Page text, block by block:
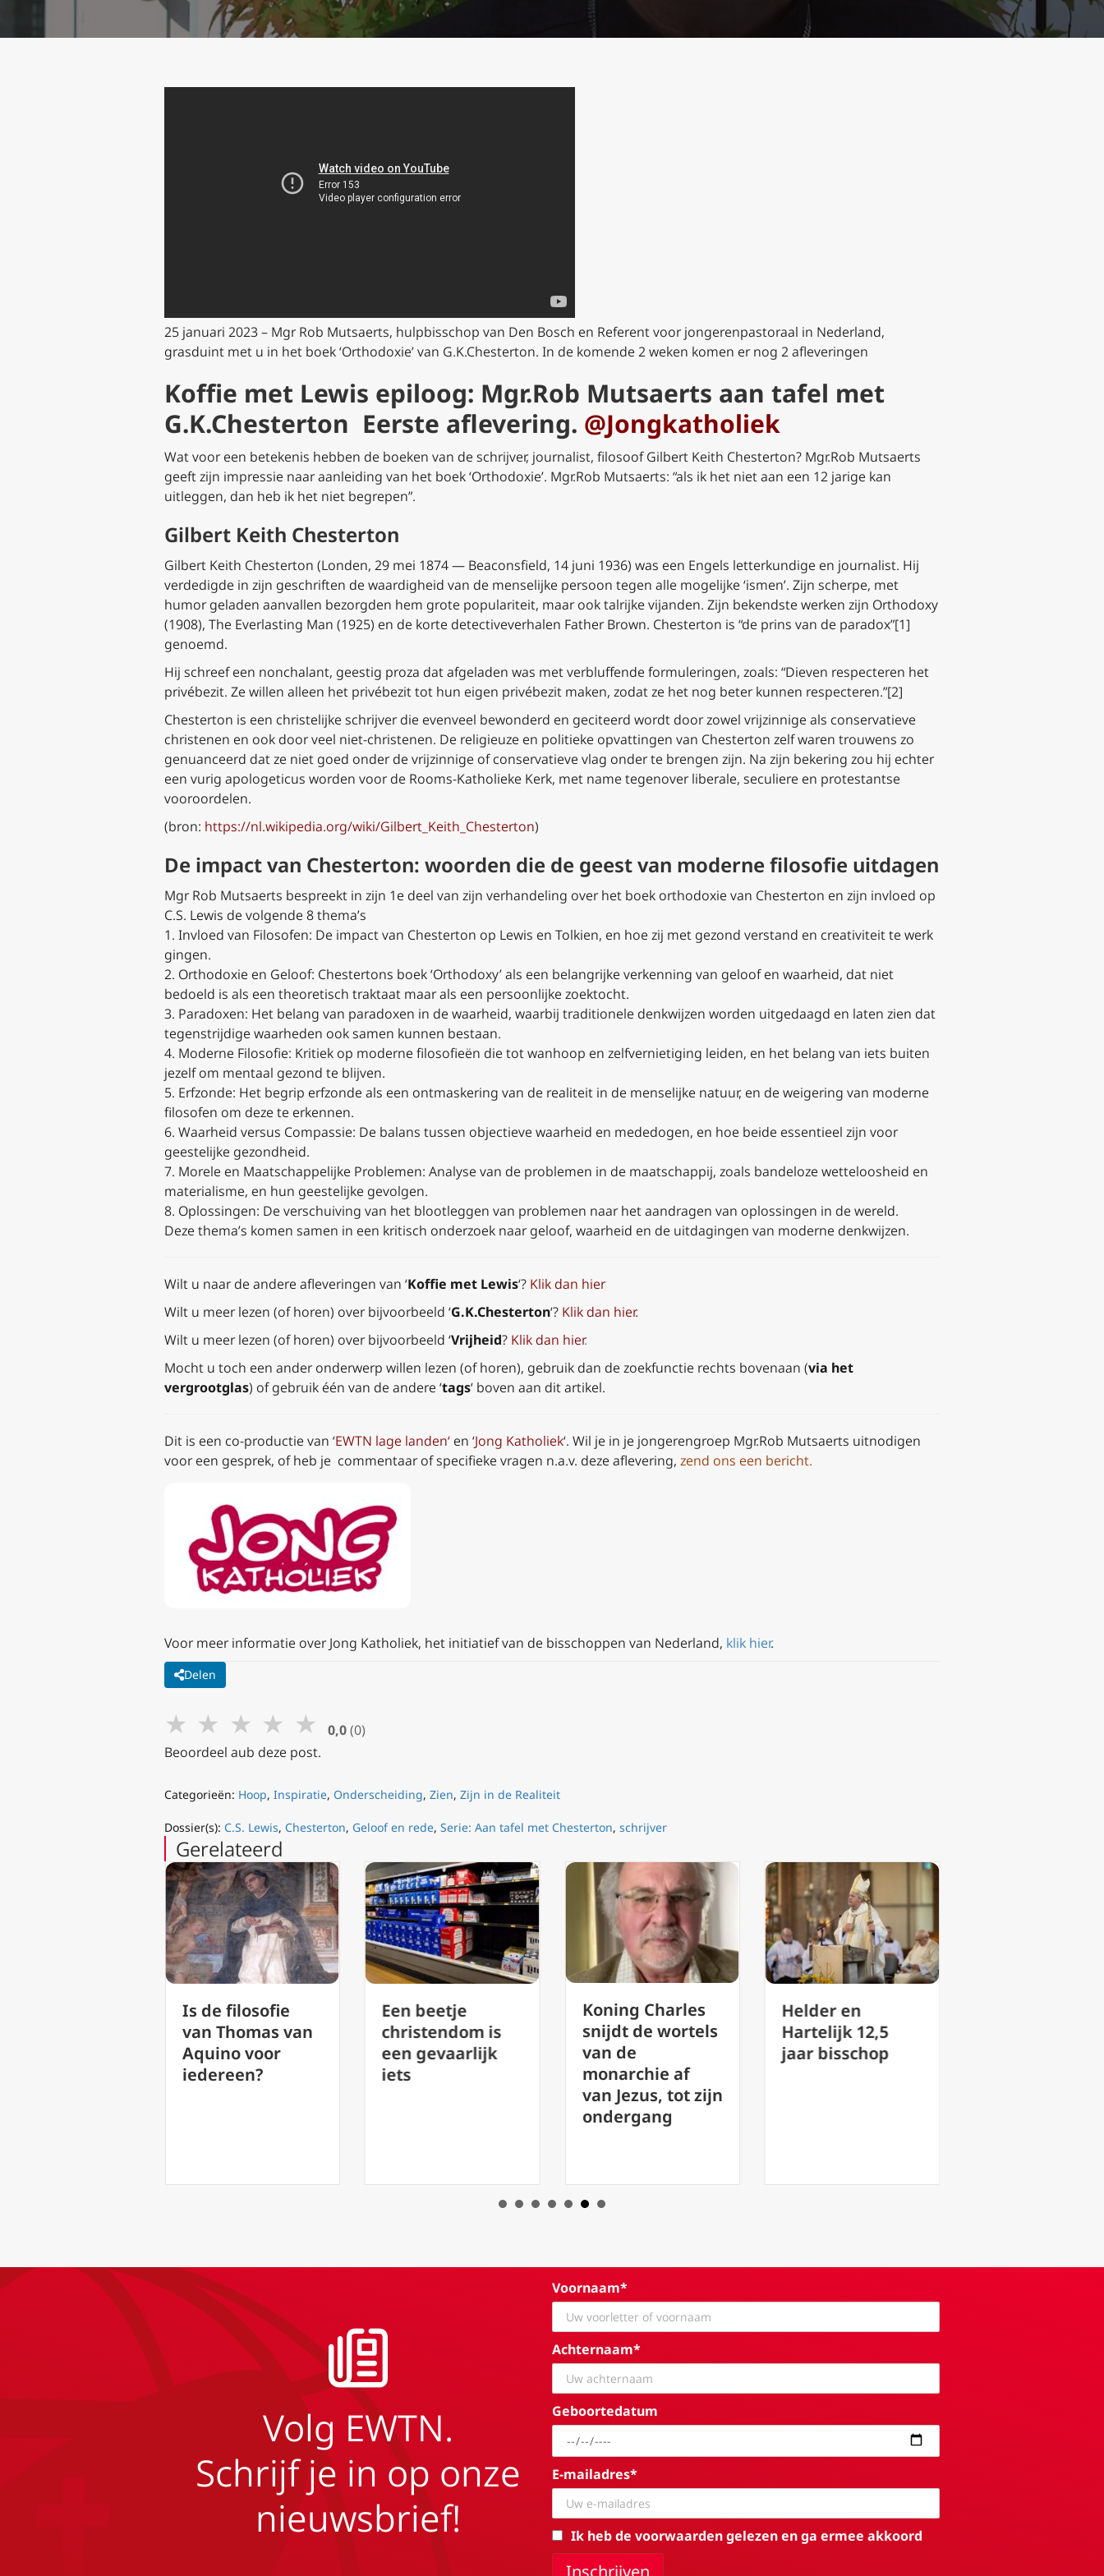
25 januari 2023 – Mgr Rob Mutsaerts, hulpbisschop van Den Bosch en Referent voor jongerenpastoraal in Nederland,
grasduint met u in het boek ‘Orthodoxie’ van G.K.Chesterton. In de komende 2 weken komen er nog 2 afleveringen
Koffie met Lewis epiloog: Mgr.Rob Mutsaerts aan tafel met
G.K.Chesterton Eerste aflevering. @Jongkatholiek
Wat voor een betekenis hebben de boeken van de schrijver, journalist, filosoof Gilbert Keith Chesterton? Mgr.Rob Mutsaerts
geeft zijn impressie naar aanleiding van het boek ‘Orthodoxie’. Mgr.Rob Mutsaerts: “als ik het niet aan een 12 jarige kan
uitleggen, dan heb ik het niet begrepen”.
Gilbert Keith Chesterton
Gilbert Keith Chesterton (Londen, 29 mei 1874 — Beaconsfield, 14 juni 1936) was een Engels letterkundige en journalist. Hij
verdedigde in zijn geschriften de waardigheid van de menselijke persoon tegen alle mogelijke ‘ismen’. Zijn scherpe, met
humor geladen aanvallen bezorgden hem grote populariteit, maar ook talrijke vijanden. Zijn bekendste werken zijn Orthodoxy
(1908), The Everlasting Man (1925) en de korte detectiveverhalen Father Brown. Chesterton is “de prins van de paradox”[1]
genoemd.
Hij schreef een nonchalant, geestig proza dat afgeladen was met verbluffende formuleringen, zoals: “Dieven respecteren het
privébezit. Ze willen alleen het privébezit tot hun eigen privébezit maken, zodat ze het nog beter kunnen respecteren.”[2]
Chesterton is een christelijke schrijver die evenveel bewonderd en geciteerd wordt door zowel vrijzinnige als conservatieve
christenen en ook door veel niet-christenen. De religieuze en politieke opvattingen van Chesterton zelf waren trouwens zo
genuanceerd dat ze niet goed onder de vrijzinnige of conservatieve vlag onder te brengen zijn. Na zijn bekering zou hij echter
een vurig apologeticus worden voor de Rooms-Katholieke Kerk, met name tegenover liberale, seculiere en protestantse
vooroordelen.
(bron: https://nl.wikipedia.org/wiki/Gilbert_Keith_Chesterton)
De impact van Chesterton: woorden die de geest van moderne filosofie uitdagen
Mgr Rob Mutsaerts bespreekt in zijn 1e deel van zijn verhandeling over het boek orthodoxie van Chesterton en zijn invloed op
C.S. Lewis de volgende 8 thema’s
1. Invloed van Filosofen: De impact van Chesterton op Lewis en Tolkien, en hoe zij met gezond verstand en creativiteit te werk
gingen.
2. Orthodoxie en Geloof: Chestertons boek ‘Orthodoxy’ als een belangrijke verkenning van geloof en waarheid, dat niet
bedoeld is als een theoretisch traktaat maar als een persoonlijke zoektocht.
3. Paradoxen: Het belang van paradoxen in de waarheid, waarbij traditionele denkwijzen worden uitgedaagd en laten zien dat
tegenstrijdige waarheden ook samen kunnen bestaan.
4. Moderne Filosofie: Kritiek op moderne filosofieën die tot wanhoop en zelfvernietiging leiden, en het belang van iets buiten
jezelf om mentaal gezond te blijven.
5. Erfzonde: Het begrip erfzonde als een ontmaskering van de realiteit in de menselijke natuur, en de weigering van moderne
filosofen om deze te erkennen.
6. Waarheid versus Compassie: De balans tussen objectieve waarheid en mededogen, en hoe beide essentieel zijn voor
geestelijke gezondheid.
7. Morele en Maatschappelijke Problemen: Analyse van de problemen in de maatschappij, zoals bandeloze wetteloosheid en
materialisme, en hun geestelijke gevolgen.
8. Oplossingen: De verschuiving van het blootleggen van problemen naar het aandragen van oplossingen in de wereld.
Deze thema’s komen samen in een kritisch onderzoek naar geloof, waarheid en de uitdagingen van moderne denkwijzen.
Wilt u naar de andere afleveringen van ‘Koffie met Lewis‘? Klik dan hier
Wilt u meer lezen (of horen) over bijvoorbeeld ‘G.K.Chesterton‘? Klik dan hier.
Wilt u meer lezen (of horen) over bijvoorbeeld ‘Vrijheid? Klik dan hier.
Mocht u toch een ander onderwerp willen lezen (of horen), gebruik dan de zoekfunctie rechts bovenaan (via het
vergrootglas) of gebruik één van de andere ‘tags‘ boven aan dit artikel.
Dit is een co-productie van ‘EWTN lage landen‘ en ‘Jong Katholiek‘. Wil je in je jongerengroep Mgr.Rob Mutsaerts uitnodigen
voor een gesprek, of heb je commentaar of specifieke vragen n.a.v. deze aflevering, zend ons een bericht.
Voor meer informatie over Jong Katholiek, het initiatief van de bisschoppen van Nederland, klik hier.
Delen
★ ★ ★ ★ ★ 0,0 (0)
Beoordeel aub deze post.
Categorieën: Hoop, Inspiratie, Onderscheiding, Zien, Zijn in de Realiteit
Dossier(s): C.S. Lewis, Chesterton, Geloof en rede, Serie: Aan tafel met Chesterton, schrijver
Gerelateerd
Een beetje
christendom is
een gevaarlijk
iets
Koning Charles
snijdt de wortels
van de
van Jezus, tot zijn
Helder en
Hartelijk 12,5
Aan tafel met
G.K.Chesterton
(3): Paradoxen
Volg EWTN.
Schrijf je in op onze
nieuwsbrief!
Voornaam*
Achternaam*
Geboortedatum
E-mailadres*
Ik heb de voorwaarden gelezen en ga ermee akkoord